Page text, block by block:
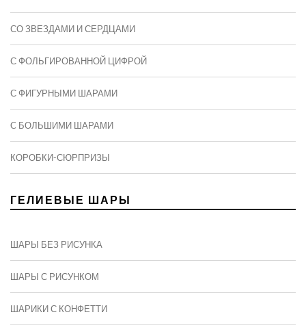
СО ЗВЕЗДАМИ И СЕРДЦАМИ
С ФОЛЬГИРОВАННОЙ ЦИФРОЙ
С ФИГУРНЫМИ ШАРАМИ
C БОЛЬШИМИ ШАРАМИ
КОРОБКИ-СЮРПРИЗЫ
ГЕЛИЕВЫЕ ШАРЫ
ШАРЫ БЕЗ РИСУНКА
ШАРЫ С РИСУНКОМ
ШАРИКИ С КОНФЕТТИ